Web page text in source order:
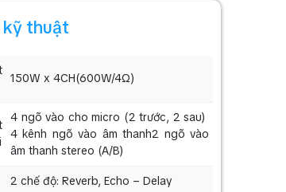
kỹ thuật
150W x 4CH(600W/4Ω)
4 ngõ vào cho micro (2 trước, 2 sau)
4 kênh ngõ vào âm thanh2 ngõ vào
âm thanh stereo (A/B)
2 chế độ: Reverb, Echo – Delay